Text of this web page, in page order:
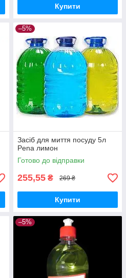
Купити
–5%
Засіб для миття посуду 5л
Pena лимон
Готово до відправки
255,55 ₴ 269 ₴
Купити
–5%